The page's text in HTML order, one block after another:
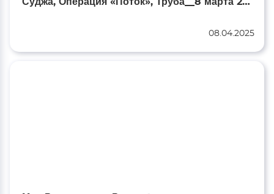
08.04.2025